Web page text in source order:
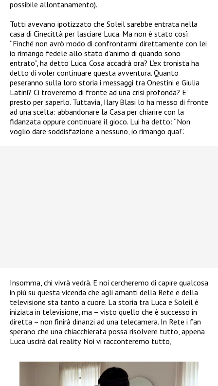
possibile allontanamento).
Tutti avevano ipotizzato che Soleil sarebbe entrata nella
casa di Cinecittà per lasciare Luca. Ma non è stato così.
“Finché non avrò modo di confrontarmi direttamente con lei
io rimango fedele allo stato d’animo di quando sono
entrato”, ha detto Luca. Cosa accadrà ora? L’ex tronista ha
detto di voler continuare questa avventura. Quanto
peseranno sulla loro storia i messaggi tra Onestini e Giulia
Latini? Ci troveremo di fronte ad una crisi profonda? E’
presto per saperlo. Tuttavia, Ilary Blasi lo ha messo di fronte
ad una scelta: abbandonare la Casa per chiarire con la
fidanzata oppure continuare il gioco. Lui ha detto: “Non
voglio dare soddisfazione a nessuno, io rimango qua!”.
Insomma, chi vivrà vedrà. E noi cercheremo di capire qualcosa
in più su questa vicenda che agli amanti della Rete e della
televisione sta tanto a cuore. La storia tra Luca e Soleil è
iniziata in televisione, ma – visto quello che è successo in
diretta – non finirà dinanzi ad una telecamera. In Rete i fan
sperano che una chiacchierata possa risolvere tutto, appena
Luca uscirà dal reality. Noi vi racconteremo tutto,